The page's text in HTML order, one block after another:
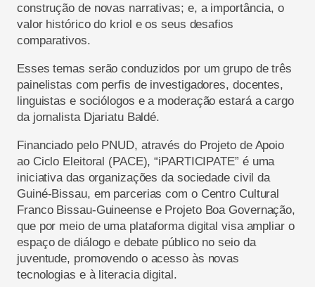
construção de novas narrativas; e, a importância,o
valor histórico do kriol e os seus desafios
comparativos.
Esses temas serão conduzidos por um grupo de três
painelistas com perfis de investigadores, docentes,
linguistas e sociólogos e a moderação estará a cargo
da jornalista Djariatu Baldé.
Financiado pelo PNUD, através do Projeto de Apoio
ao Ciclo Eleitoral (PACE), “iPARTICIPATE” é uma
iniciativa das organizações da sociedade civil da
Guiné-Bissau, em parcerias com o Centro Cultural
Franco Bissau-Guineense e Projeto Boa Governação,
que por meio de uma plataforma digital visa ampliar o
espaço de diálogo e debate público no seio da
juventude, promovendo o acesso às novas
tecnologias e à literacia digital.